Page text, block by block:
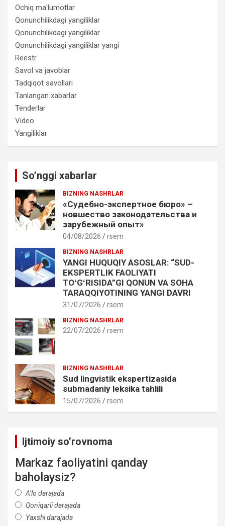
Ochiq ma'lumotlar
Qonunchilikdagi yangiliklar
Qonunchilikdagi yangiliklar
Qonunchilikdagi yangiliklar yangi
Reestr
Savol va javoblar
Tadqiqot savollari
Tanlangan xabarlar
Tenderlar
Video
Yangiliklar
So’nggi xabarlar
BIZNING NASHRLAR
«Судебно-экспертное бюро» –
новшество законодательства и
зарубежный опыт»
04/08/2026 rsem
BIZNING NASHRLAR
YANGI HUQUQIY ASOSLAR: “SUD-
EKSPERTLIK FAOLIYATI
TOʻGʻRISIDA”GI QONUN VA SOHA
TARAQQIYOTINING YANGI DAVRI
31/07/2026 rsem
BIZNING NASHRLAR
22/07/2026 rsem
BIZNING NASHRLAR
Sud lingvistik ekspertizasida
submadaniy leksika tahlili
15/07/2026 rsem
Ijtimoiy so’rovnoma
Markaz faoliyatini qanday
baholaysiz?
A’lo darajada
Qoniqarli darajada
Yaxshi darajada